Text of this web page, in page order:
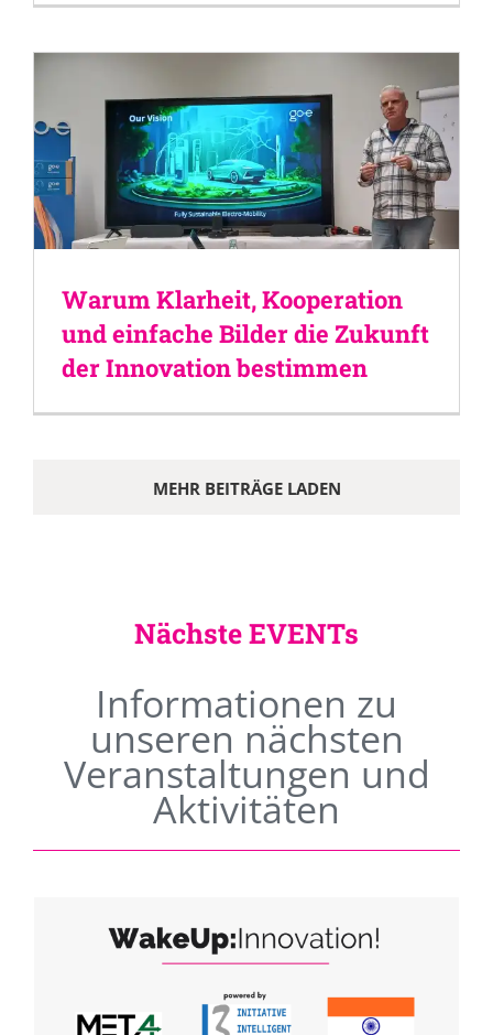
Warum Klarheit, Kooperation
und einfache Bilder die Zukunft
der Innovation bestimmen
MEHR BEITRÄGE LADEN
Nächste EVENTs
Informationen zu
unseren nächsten
Veranstaltungen und
Aktivitäten